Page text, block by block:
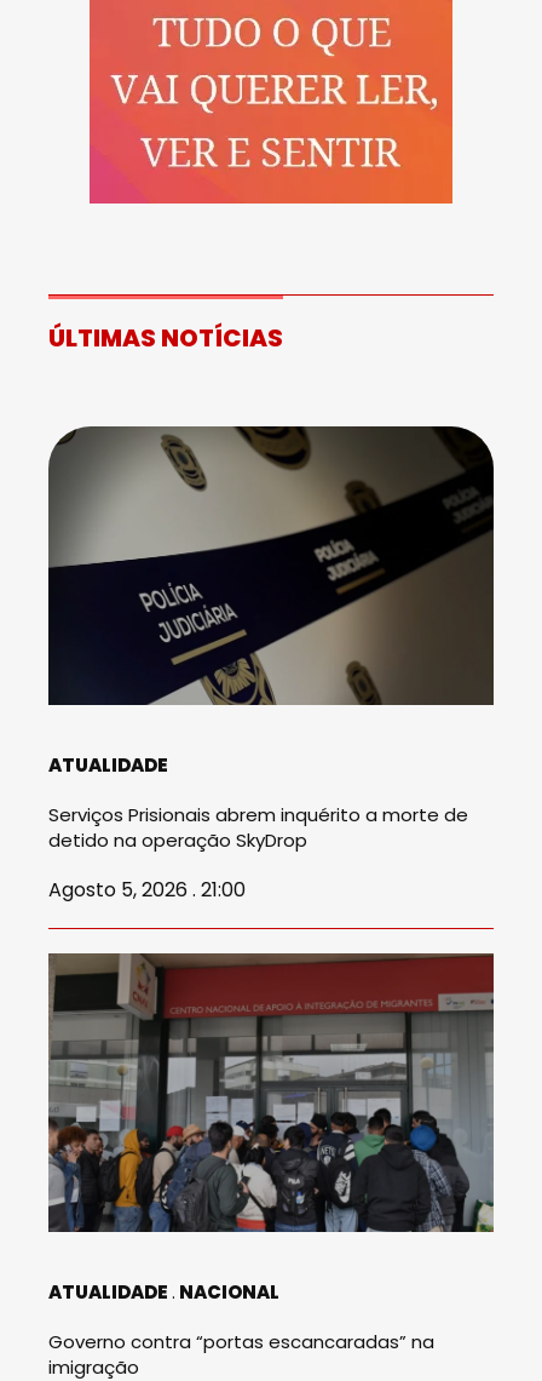
ÚLTIMAS NOTÍCIAS
ATUALIDADE
Serviços Prisionais abrem inquérito a morte de
detido na operação SkyDrop
Agosto 5, 2026 . 21:00
ATUALIDADE NACIONAL
Governo contra “portas escancaradas” na
imigração